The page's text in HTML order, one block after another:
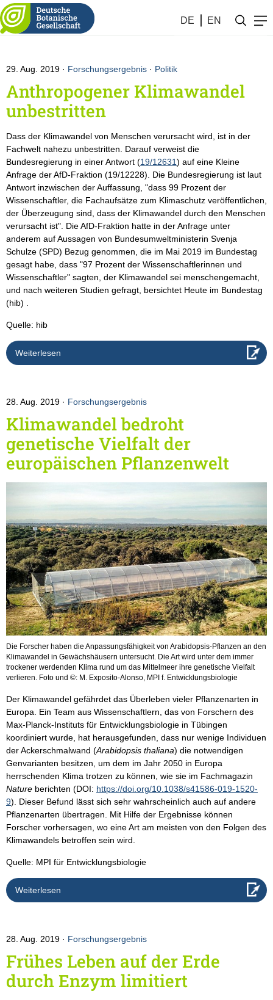
DE EN
Botanik #35 (2019)
29. Aug. 2019 Forschungsergebnis · Politik
Anthropogener Klimawandel
unbestritten
Dass der Klimawandel von Menschen verursacht wird, ist in der
Fachwelt nahezu unbestritten. Darauf verweist die
Bundesregierung in einer Antwort (19/12631) auf eine Kleine
Anfrage der AfD-Fraktion (19/12228). Die Bundesregierung ist laut
Antwort inzwischen der Auffassung, "dass 99 Prozent der
Wissenschaftler, die Fachaufsätze zum Klimaschutz veröffentlichen,
der Überzeugung sind, dass der Klimawandel durch den Menschen
verursacht ist". Die AfD-Fraktion hatte in der Anfrage unter
anderem auf Aussagen von Bundesumweltministerin Svenja
Schulze (SPD) Bezug genommen, die im Mai 2019 im Bundestag
gesagt habe, dass "97 Prozent der Wissenschaftlerinnen und
Wissenschaftler" sagten, der Klimawandel sei menschengemacht,
und nach weiteren Studien gefragt, bersichtet Heute im Bundestag
(hib) .
Quelle: hib
Weiterlesen
28. Aug. 2019 Forschungsergebnis
Klimawandel bedroht
genetische Vielfalt der
europäischen Pflanzenwelt
Die Forscher haben die Anpassungsfähigkeit von Arabidopsis-Pflanzen an den
Klimawandel in Gewächshäusern untersucht. Die Art wird unter dem immer
trockener werdenden Klima rund um das Mittelmeer ihre genetische Vielfalt
verlieren. Foto und ©: M. Exposito-Alonso, MPI f. Entwicklungsbiologie
Der Klimawandel gefährdet das Überleben vieler Pflanzenarten in
Europa. Ein Team aus Wissenschaftlern, das von Forschern des
Max-Planck-Instituts für Entwicklungsbiologie in Tübingen
koordiniert wurde, hat herausgefunden, dass nur wenige Individuen
der Ackerschmalwand (Arabidopsis thaliana) die notwendigen
Genvarianten besitzen, um dem im Jahr 2050 in Europa
herrschenden Klima trotzen zu können, wie sie im Fachmagazin
Nature berichten (DOI: https://doi.org/10.1038/s41586-019-1520-
9). Dieser Befund lässt sich sehr wahrscheinlich auch auf andere
Pflanzenarten übertragen. Mit Hilfe der Ergebnisse können
Forscher vorhersagen, wo eine Art am meisten von den Folgen des
Klimawandels betroffen sein wird.
Quelle: MPI für Entwicklungsbiologie
Weiterlesen
28. Aug. 2019 Forschungsergebnis
Frühes Leben auf der Erde
durch Enzym limitiert